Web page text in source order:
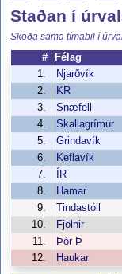
Staðan í
Skoða sama tímabil í
#
Félag
1.
Njarðvík
2.
KR
3.
Snæfell
4.
Skallagrímur
5.
Grindavík
6.
Keflavík
7.
ÍR
8.
Hamar
9.
Tindastóll
10.
Fjölnir
11.
Þór Þ
12.
Haukar